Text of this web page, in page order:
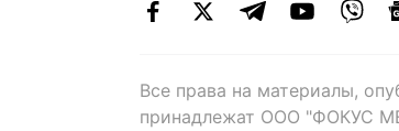
Все права на материалы,
принадлежат ООО "ФОКУС